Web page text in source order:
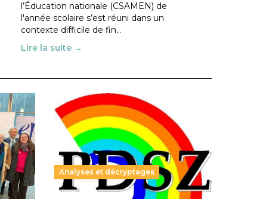
l’Éducation nationale (CSAMEN) de
l'année scolaire s’est réuni dans un
contexte difficile de fin…
Lire la suite →
Analyses et décryptages